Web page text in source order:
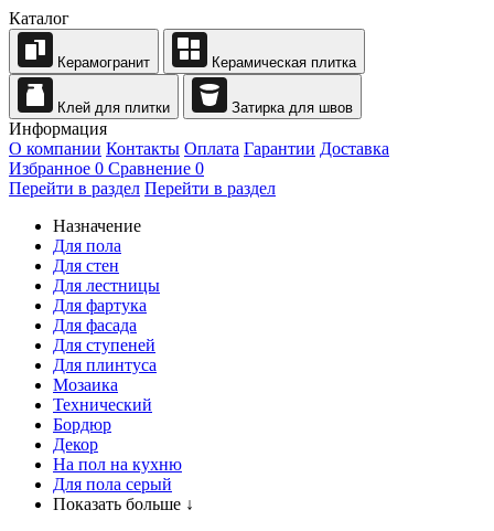
Каталог
Керамогранит Керамическая плитка
Клей для плитки Затирка для швов
Информация
О компании Контакты Оплата Гарантии Доставка
Избранное 0 Сравнение 0
Перейти в раздел Перейти в раздел
Назначение
Для пола
Для стен
Для лестницы
Для фартука
Для фасада
Для ступеней
Для плинтуса
Мозаика
Технический
Бордюр
Декор
На пол на кухню
Для пола серый
Показать больше ↓